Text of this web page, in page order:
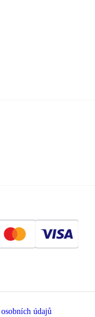
údajů